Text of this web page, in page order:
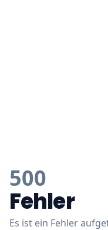
500
Fehler
Es ist ein Fehler